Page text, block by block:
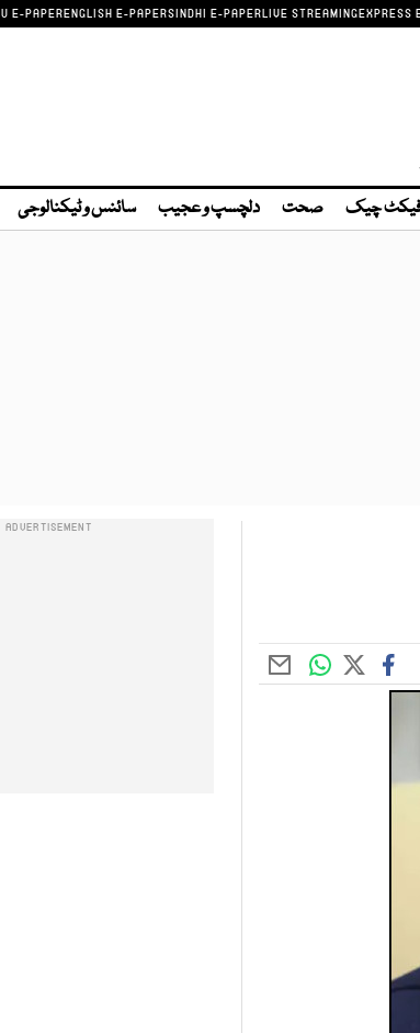
E-PAPERENGLISH E-PAPERSINDHI E-PAPERLIVE STREAMINGEXPRESS
چیک صحت دلچسپ و عجیب سائنس و ٹیکنالوجی